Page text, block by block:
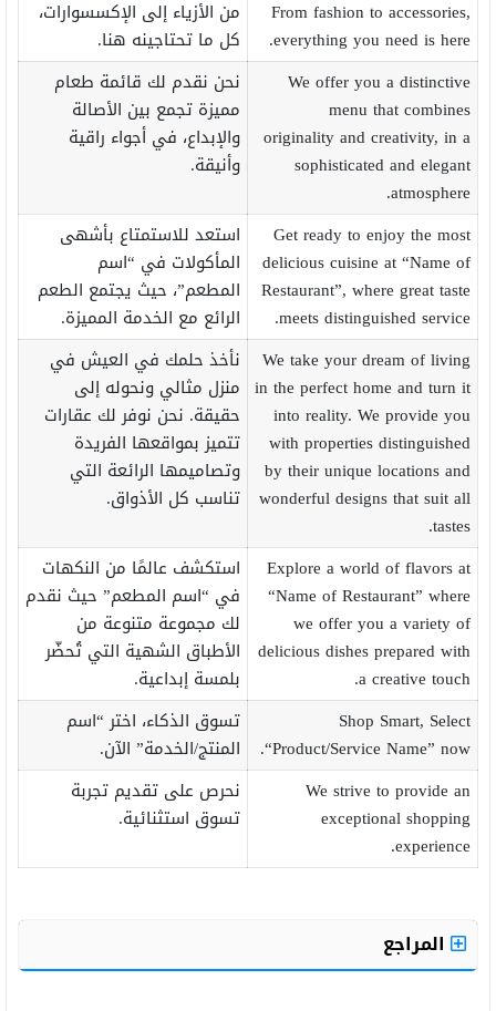
From fashion to accessories,
everything you need is here.
من الأزياء إلى الإكسسوارات،
كل ما تحتاجينه هنا.
We offer you a distinctive
menu that combines
originality and creativity, in a
sophisticated and elegant
atmosphere.
نحن نقدم لك قائمة طعام
مميزة تجمع بين الأصالة
والإبداع، في أجواء راقية
وأنيقة.
Get ready to enjoy the most
delicious cuisine at “Name of
Restaurant”, where great taste
meets distinguished service.
استعد للاستمتاع بأشهى
المأكولات في “اسم
المطعم”، حيث يجتمع الطعم
الرائع مع الخدمة المميزة.
We take your dream of living
in the perfect home and turn it
into reality. We provide you
with properties distinguished
by their unique locations and
wonderful designs that suit all
tastes.
نأخذ حلمك في العيش في
منزل مثالي ونحوله إلى
حقيقة. نحن نوفر لك عقارات
تتميز بمواقعها الفريدة
وتصاميمها الرائعة التي
تناسب كل الأذواق.
Explore a world of flavors at
“Name of Restaurant” where
we offer you a variety of
delicious dishes prepared with
a creative touch.
استكشف عالمًا من النكهات
في “اسم المطعم” حيث نقدم
لك مجموعة متنوعة من
الأطباق الشهية التي تُحضّر
بلمسة إبداعية.
Shop Smart, Select
“Product/Service Name” now.
تسوق الذكاء، اختر “اسم
المنتج/الخدمة” الآن.
We strive to provide an
exceptional shopping
experience.
نحرص على تقديم تجربة
تسوق استثنائية.
المراجع